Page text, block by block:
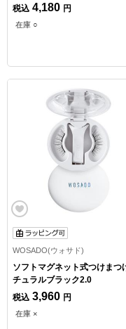
税込 4,180 円
在庫 ○
WOSADO(ウォサド)
ソフトマグネット式つけまつ
チュラルブラック2.0
税込 3,960 円
在庫 ×